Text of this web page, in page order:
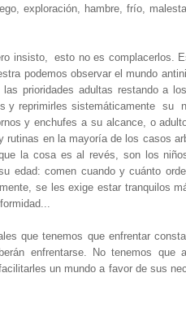
exploración, hambre, frío,
insisto,
esto no es complacerlos.
podemos observar el mundo
prioridades adultas restando a
y reprimirles sistemáticamente su
y enchufes a su alcance, o
en la mayoría de los casos
la cosa es al revés, son los
edad: comen cuando y cuánto
se les exige estar tranquilos
que tenemos que enfrentar
enfrentarse. No tenemos que
un mundo a favor de sus